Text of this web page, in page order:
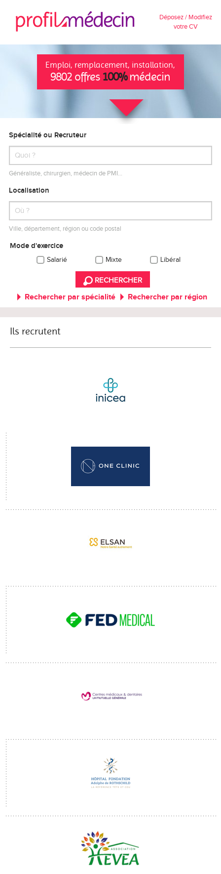
Déposez / Modifiez
votre CV
Emploi, remplacement, installation,
9802 offres 100%médecin
Spécialité ou Recruteur
Généraliste, chirurgien, médecin de PMI…
Localisation
Ville, département, région ou code postal
Mode d'exercice
Salarié Mixte Libéral
RECHERCHER
Rechercher par spécialité Rechercher par région
Ils recrutent